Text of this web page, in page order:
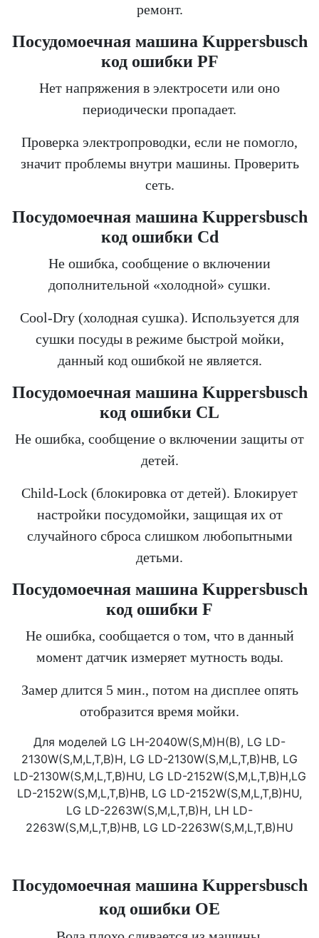
ремонт.
Посудомоечная машина Kuppersbusch
код ошибки PF
Нет напряжения в электросети или оно
периодически пропадает.
Проверка электропроводки, если не помогло,
значит проблемы внутри машины. Проверить
сеть.
Посудомоечная машина Kuppersbusch
код ошибки Cd
Не ошибка, сообщение о включении
дополнительной «холодной» сушки.
Cool-Dry (холодная сушка). Используется для
сушки посуды в режиме быстрой мойки,
данный код ошибкой не является.
Посудомоечная машина Kuppersbusch
код ошибки CL
Не ошибка, сообщение о включении защиты от
детей.
Child-Lock (блокировка от детей). Блокирует
настройки посудомойки, защищая их от
случайного сброса слишком любопытными
детьми.
Посудомоечная машина Kuppersbusch
код ошибки F
Не ошибка, сообщается о том, что в данный
момент датчик измеряет мутность воды.
Замер длится 5 мин., потом на дисплее опять
отобразится время мойки.
Для моделей LG LH-2040W(S,M)H(B), LG LD-
2130W(S,M,L,T,B)H, LG LD-2130W(S,M,L,T,B)HB, LG
LD-2130W(S,M,L,T,B)HU, LG LD-2152W(S,M,L,T,B)H,LG
LD-2152W(S,M,L,T,B)HB, LG LD-2152W(S,M,L,T,B)HU,
LG LD-2263W(S,M,L,T,B)H, LH LD-
2263W(S,M,L,T,B)HB, LG LD-2263W(S,M,L,T,B)HU
Посудомоечная машина Kuppersbusch
код ошибки OE